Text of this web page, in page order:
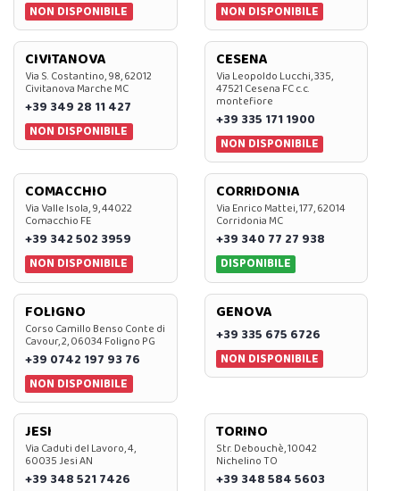
NON DISPONIBILE
NON DISPONIBILE
CIVITANOVA
Via S. Costantino, 98, 62012
Civitanova Marche MC
+39 349 28 11 427
NON DISPONIBILE
CESENA
Via Leopoldo Lucchi, 335,
47521 Cesena FC c.c.
montefiore
+39 335 171 1900
NON DISPONIBILE
COMACCHIO
Via Valle Isola, 9, 44022
Comacchio FE
+39 342 502 3959
NON DISPONIBILE
CORRIDONIA
Via Enrico Mattei, 177, 62014
Corridonia MC
+39 340 77 27 938
DISPONIBILE
FOLIGNO
Corso Camillo Benso Conte di
Cavour, 2, 06034 Foligno PG
+39 0742 197 93 76
NON DISPONIBILE
GENOVA
+39 335 675 6726
NON DISPONIBILE
JESI
Via Caduti del Lavoro, 4,
60035 Jesi AN
+39 348 521 7426
TORINO
Str. Debouchè, 10042
Nichelino TO
+39 348 584 5603